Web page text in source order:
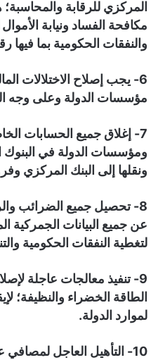
المركزي للرقابة والمحاسبة؛
مكافحة الفساد ونيابة
والنفقات الحكومية بما فيها
6- يجب إصلاح الاختلالات
مؤسسات الدولة وعلى وجه
7- إغلاق جميع الحسابات
ومؤسسات الدولة في البنوك
ونقلها إلى البنك المركزي
8- تحصيل جميع الضرائب
عن جميع البيانات الجمركية
لتغطية النفقات الحكومية
9- تنفيذ معالجات عاجلة
الطاقة الخضراء والنظيفة؛
لموارد الدولة.
10- التأهيل العاجل